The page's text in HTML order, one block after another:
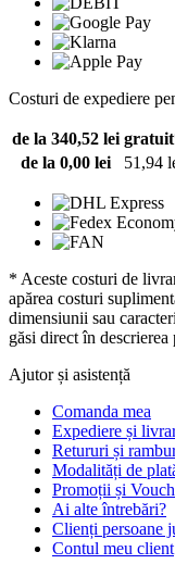
Costuri de expediere
de la 340,52 lei
de la 0,00 lei
51,94
* Aceste costuri de
apărea costuri
dimensiunii sau
găsi direct în descrierea
Ajutor și asistență
Comanda mea
Expediere și
Retururi și
Modalități de
Promoții și
Ai alte întrebări?
Clienți persoane
Contul meu client